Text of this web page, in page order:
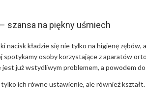
szansa na piękny uśmiech
nacisk kładzie się nie tylko na higienę zębów,
spotykamy osoby korzystające z aparatów
jest już wstydliwym problemem, a powodem
ich równe ustawienie, ale również kształt.